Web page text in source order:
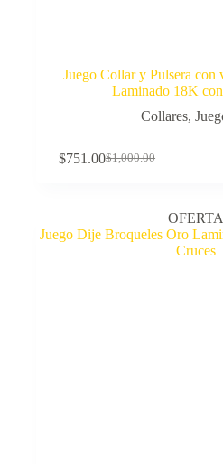
Juego Collar y Pulsera
Laminado 18K
Collares,
$1,000.00
El
$1,000.00.
$751.00El
$751.00.
OFERTA